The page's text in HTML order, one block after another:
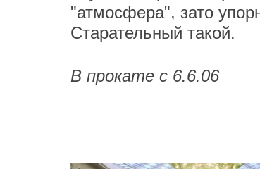
"атмосфера", зато
Старательный такой.
В прокате с 6.6.06